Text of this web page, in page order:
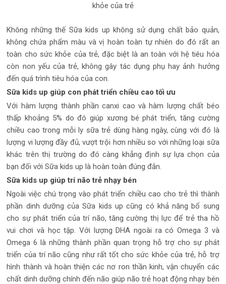
khỏe của trẻ
Không những thế Sữa kids up không sử dụng chất bảo quản,
không chứa phẩm màu và vị hoàn toàn tự nhiên do đó rất an
toàn cho sức khỏe của trẻ, đặc biệt là an toàn với hệ tiêu hóa
còn non yếu của trẻ, không gây tác dụng phụ hay ảnh hưởng
đến quá trình tiêu hóa của con.
Sữa kids up giúp con phát triển chiều cao tối ưu
Với hàm lượng thành phần canxi cao và hàm lượng chất béo
thấp khoảng 5% do đó giúp xương bé phát triển, tăng cường
chiều cao trong mỗi ly sữa trẻ dùng hàng ngày, cùng với đó là
lượng vi lượng đầy đủ, vượt trội hơn nhiều so với những loại sữa
khác trên thị trường do đó càng khẳng định sự lựa chọn của
bạn đối với Sữa kids up là hoàn toàn đúng đắn.
Sữa kids up giúp trí não trẻ nhạy bén
Ngoài việc chú trọng vào phát triển chiều cao cho trẻ thì thành
phần dinh dưỡng của Sữa kids up cũng có khả năng bổ sung
cho sự phát triển của trí não, tăng cường thị lực để trẻ tha hồ
vui chơi và học tập. Với lượng DHA ngoài ra có Omega 3 và
Omega 6 là những thành phần quan trọng hỗ trợ cho sự phát
triển của trí não cũng như rất tốt cho sức khỏe của trẻ, hỗ trợ
hình thành và hoàn thiện các nơ ron thần kinh, vận chuyển các
chất dinh dưỡng chính đến não giúp não trẻ hoạt động nhạy bén